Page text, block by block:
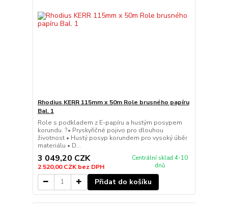
Rhodius KERR 115mm x 50m Role brusného papíru
Bal. 1
Role s podkladem z E-papíru a hustým posypem
korundu. ?• Pryskyřičné pojivo pro dlouhou
životnost • Hustý posyp korundem pro vysoký úběr
materiálu • D...
3 049,20 CZK
2 520,00 CZKbez DPH
Centrální sklad 4-10
dnů
Přidat do košíku